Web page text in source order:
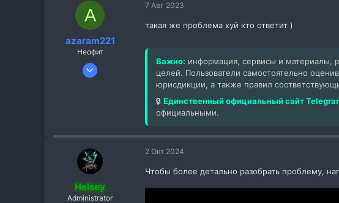
A
azaram221
Неофит
7 Авг 2023
7 Авг 2023
такая же проблема хуй кто ответит )
Важно: информация, сервисы и материалы,
целей. Пользователи самостоятельно
юрисдикции, а также правил
🔒 Единственный официальный сайт
официальными.
Helsey
Administrator
2 Окт 2024
Чтобы более детально разобрать проблему,